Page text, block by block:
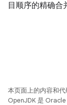
目顺序的精确合
本页面上的内容和代
OpenJDK 是 Oracle